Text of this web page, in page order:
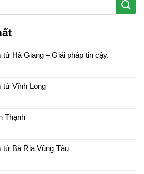
tử Hà Giang – Giải pháp tin cậy.
tử Vĩnh Long
Thạnh
tử Bà Rịa Vũng Tàu